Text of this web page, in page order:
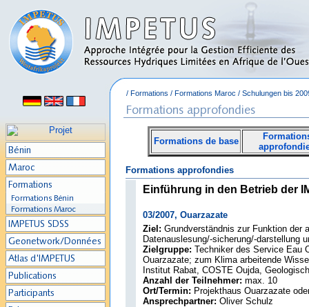
/ Formations / Formations Maroc / Schulungen bis
Formations de base
Formations approfondies
Einführung in den Betrieb der
03/2007, Ouarzazate
Ziel: Grundverständnis zur Funktion der
Datenauslesung/-sicherung/-darstellung
Zielgruppe: Techniker des Service Eau
Ouarzazate; zum Klima arbeitende
Institut Rabat, COSTE Oujda,
Anzahl der Teilnehmer: max. 10
Ort/Termin: Projekthaus Ouarzazate
Ansprechpartner: Oliver Schulz